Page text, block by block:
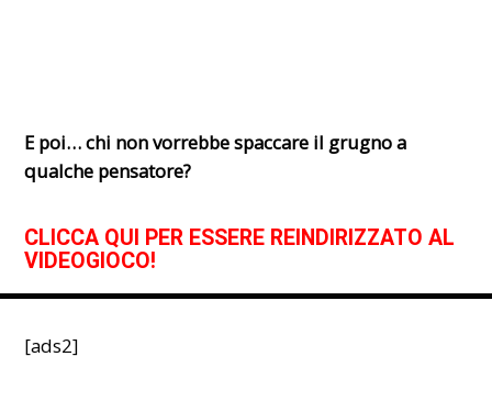
E poi… chi non vorrebbe spaccare il grugno a
qualche pensatore?
CLICCA QUI PER ESSERE REINDIRIZZATO AL
VIDEOGIOCO!
[ads2]